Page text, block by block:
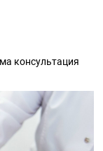
консультация